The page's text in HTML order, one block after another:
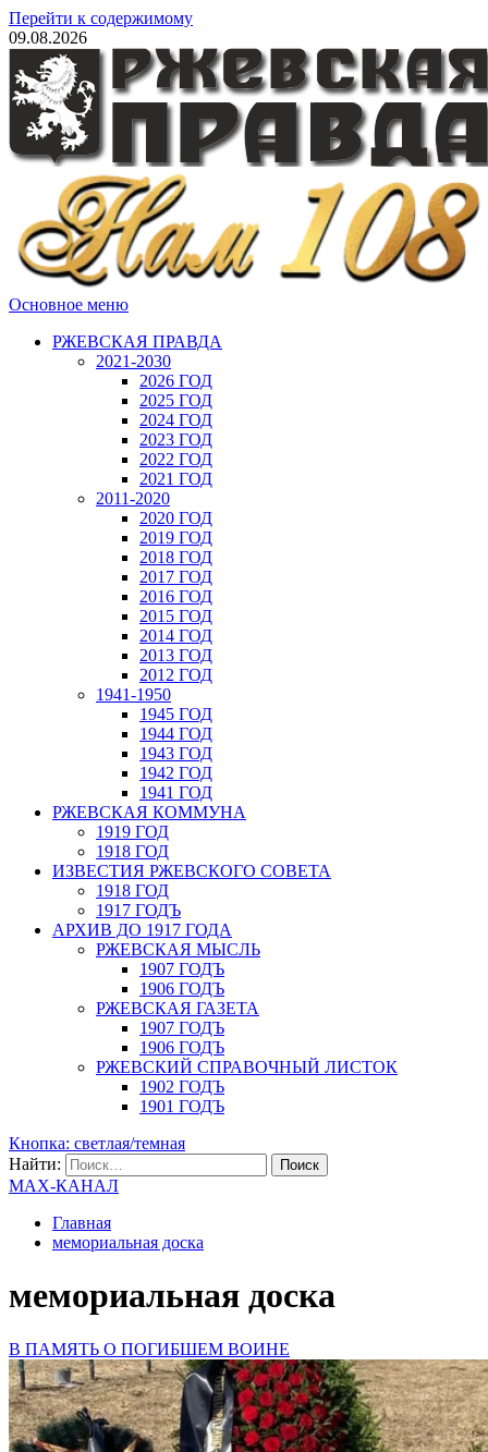
Перейти к содержимому
09.08.2026
Основное меню
РЖЕВСКАЯ ПРАВДА
2021-2030
2026 ГОД
2025 ГОД
2024 ГОД
2023 ГОД
2022 ГОД
2021 ГОД
2011-2020
2020 ГОД
2019 ГОД
2018 ГОД
2017 ГОД
2016 ГОД
2015 ГОД
2014 ГОД
2013 ГОД
2012 ГОД
1941-1950
1945 ГОД
1944 ГОД
1943 ГОД
1942 ГОД
1941 ГОД
РЖЕВСКАЯ КОММУНА
1919 ГОД
1918 ГОД
ИЗВЕСТИЯ РЖЕВСКОГО СОВЕТА
1918 ГОД
1917 ГОДЪ
АРХИВ ДО 1917 ГОДА
РЖЕВСКАЯ МЫСЛЬ
1907 ГОДЪ
1906 ГОДЪ
РЖЕВСКАЯ ГАЗЕТА
1907 ГОДЪ
1906 ГОДЪ
РЖЕВСКИЙ СПРАВОЧНЫЙ ЛИСТОК
1902 ГОДЪ
1901 ГОДЪ
Кнопка: светлая/темная
Найти:
MAX-КАНАЛ
Главная
мемориальная доска
мемориальная доска
В ПАМЯТЬ О ПОГИБШЕМ ВОИНЕ